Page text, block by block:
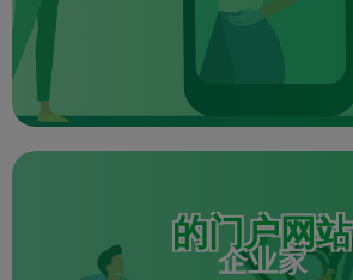
的门户网站
企业家